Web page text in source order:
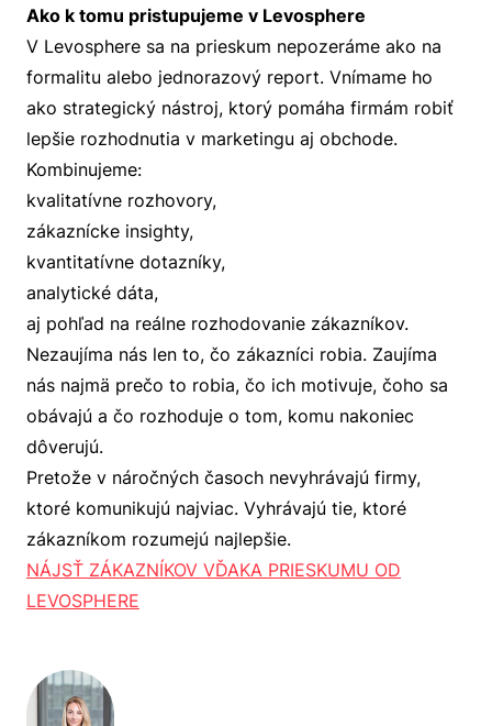
Ako k tomu pristupujeme v Levosphere
V Levosphere sa na prieskum nepozeráme ako na
formalitu alebo jednorazový report. Vnímame ho
ako strategický nástroj, ktorý pomáha firmám robiť
lepšie rozhodnutia v marketingu aj obchode.
Kombinujeme:
kvalitatívne rozhovory,
zákaznícke insighty,
kvantitatívne dotazníky,
analytické dáta,
aj pohľad na reálne rozhodovanie zákazníkov.
Nezaujíma nás len to, čo zákazníci robia. Zaujíma
nás najmä prečo to robia, čo ich motivuje, čoho sa
obávajú a čo rozhoduje o tom, komu nakoniec
dôverujú.
Pretože v náročných časoch nevyhrávajú firmy,
ktoré komunikujú najviac. Vyhrávajú tie, ktoré
zákazníkom rozumejú najlepšie.
NÁJSŤ ZÁKAZNÍKOV VĎAKA PRIESKUMU OD
LEVOSPHERE